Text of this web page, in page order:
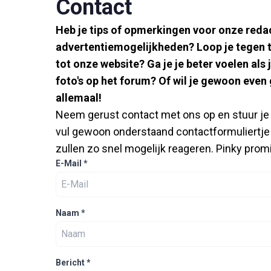
Contact
Heb je tips of opmerkingen voor onze
advertentiemogelijkheden? Loop je
tot onze website? Ga je je beter voelen
foto's op het forum? Of wil je gewoon
allemaal!
Neem gerust contact met ons op en stuur
vul gewoon onderstaand
zullen zo snel mogelijk reageren. Pinky
E-Mail *
Naam *
Bericht*